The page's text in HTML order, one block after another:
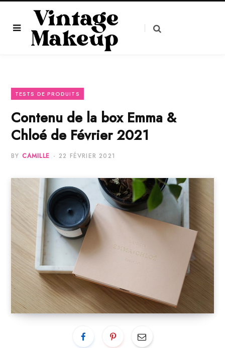
TESTS DE PRODUITS
Contenu de la box Emma &
Chloé de Février 2021
BY CAMILLE 22 FÉVRIER 2021